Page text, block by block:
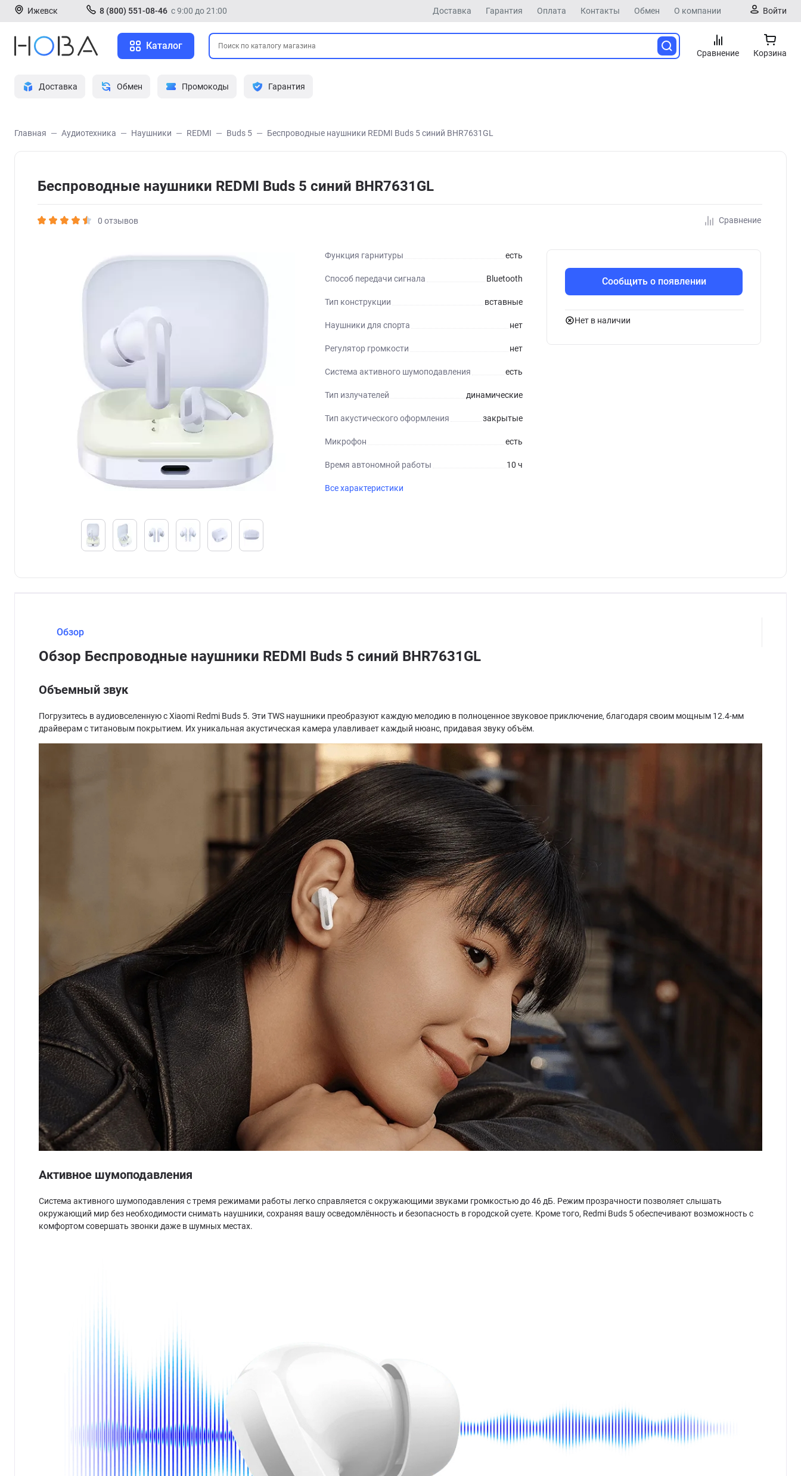
Ижевск 8 (800) 551-08-46 с 9:00 до 21:00 Доставка Гарантия Оплата Контакты Обмен О компании Войти
Каталог
Сравнение Корзина
Доставка Обмен Промокоды Гарантия
Главная Аудиотехника Наушники REDMI Buds 5 Беспроводные наушники REDMI Buds 5 синий BHR7631GL
Беспроводные наушники REDMI Buds 5 синий BHR7631GL
0 отзывов Сравнение
Функция гарнитуры есть
Способ передачи сигнала Bluetooth
Тип конструкции вставные
Наушники для спорта нет
Регулятор громкости нет
Система активного шумоподавления есть
Тип излучателей динамические
Тип акустического оформления закрытые
Микрофон есть
Время автономной работы 10 ч
Все характеристики
Сообщить о появлении
Нет в наличии
Обзор
Обзор Беспроводные наушники REDMI Buds 5 синий BHR7631GL
Объемный звук
Погрузитесь в аудиовселенную с Xiaomi Redmi Buds 5. Эти TWS наушники преобразуют каждую мелодию в полноценное звуковое приключение, благодаря своим мощным 12.4-мм
драйверам с титановым покрытием. Их уникальная акустическая камера улавливает каждый нюанс, придавая звуку объём.
Активное шумоподавления
Система активного шумоподавления с тремя режимами работы легко справляется с окружающими звуками громкостью до 46 дБ. Режим прозрачности позволяет слышать
окружающий мир без необходимости снимать наушники, сохраняя вашу осведомлённость и безопасность в городской суете. Кроме того, Redmi Buds 5 обеспечивают возможность с
комфортом совершать звонки даже в шумных местах.